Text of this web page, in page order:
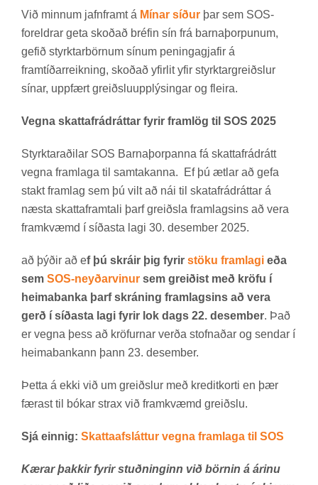
Við minn­um jafn­framt á Mínar síður þar sem SOS-
for­eldr­ar geta skoð­að bréf­in sín frá barna­þorp­un­um,
gef­ið styrkt­ar­börn­um sín­um pen­inga­gjaf­ir á
fram­tíð­ar­reikn­ing, skoð­að yf­ir­lit yfir styrkt­ar­greiðsl­ur
sín­ar, upp­fært greiðslu­upp­lýs­ing­ar og fleira.
Vegna skattafrádráttar fyrir framlög til SOS 2025
Styrktarað­il­ar SOS Barna­þorp­anna fá skattafrá­drátt
vegna fram­laga til sam­tak­anna.
Ef þú ætl­ar að gefa
stakt fram­lag sem þú vilt að nái til skatafrá­drátt­ar á
næsta skattafram­tali þarf greiðsla fram­lags­ins að vera
fram­kvæmd í síð­asta lagi 30. des­em­ber 2025.
að þýð­ir að ef þú skráir þig fyrir stöku fram­lagi eða
sem SOS-neyð­ar­vin­ur sem greiðist með kröfu í
heimabanka þarf skráning framlagsins að vera
gerð í síðasta lagi fyrir lok dags 22. desember. Það
er vegna þess að kröf­urn­ar verða stofn­að­ar og send­ar í
heima­bank­ann þann 23. des­em­ber.
Þetta á ekki við um greiðsl­ur með kred­it­korti en þær
fær­ast til bók­ar strax við fram­kvæmd greiðslu.
Sjá einnig: Skatta­afslátt­ur vegna fram­laga til SOS
Kærar þakkir fyrir stuðninginn við börnin á árinu